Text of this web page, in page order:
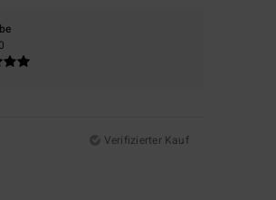
Verifizierter Kauf